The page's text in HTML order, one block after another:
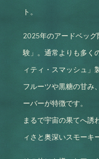
ト。
2025年のアードベッ
験」。通常よりも多く
ィティ・スマッシュ」
フルーツや黒糖の甘み
ーバーが特徴です。
まるで宇宙の果てへ誘
ィさと奥深いスモーキ